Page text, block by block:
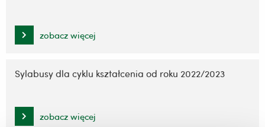
zobacz więcej
Sylabusy dla cyklu kształcenia od roku 2022/2023
zobacz więcej